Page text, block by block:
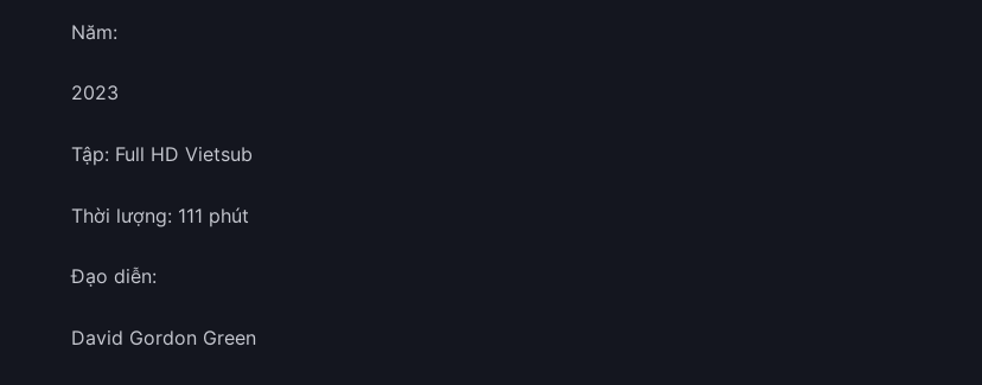
Năm:
2023
Tập: Full HD Vietsub
Thời lượng: 111 phút
Đạo diễn:
David Gordon Green